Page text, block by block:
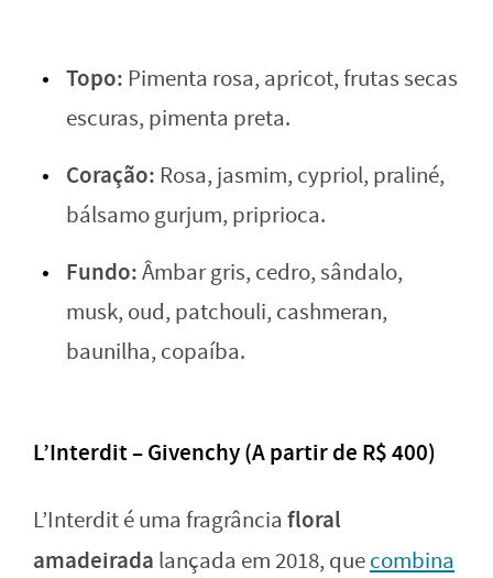
Topo: Pimenta rosa, apricot, frutas secas
escuras, pimenta preta.
Coração: Rosa, jasmim, cypriol, praliné,
bálsamo gurjum, priprioca.
Fundo:Âmbar gris, cedro, sândalo,
musk, oud, patchouli, cashmeran,
baunilha, copaíba.
L’Interdit – Givenchy (A partir de R$ 400)
L’Interdit é uma fragrância floral
amadeirada lançada em 2018, quecombina